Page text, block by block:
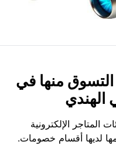
التسوق منها في
الهندي
المتاجر الإلكترونية
لديها أقسام خصومات.